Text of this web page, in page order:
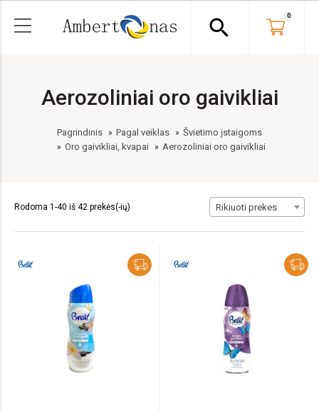
search 0
Aerozoliniai oro gaivikliai
Pagrindinis Pagal veiklas
Švietimo įstaigoms
Oro gaivikliai, kvapai
Aerozoliniai oro gaivikliai
Rodoma 1-40 iš 42 prekės(-ių) Rikiuoti prekes